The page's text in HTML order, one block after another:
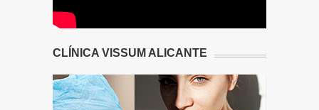
CLÍNICA VISSUM ALICANTE